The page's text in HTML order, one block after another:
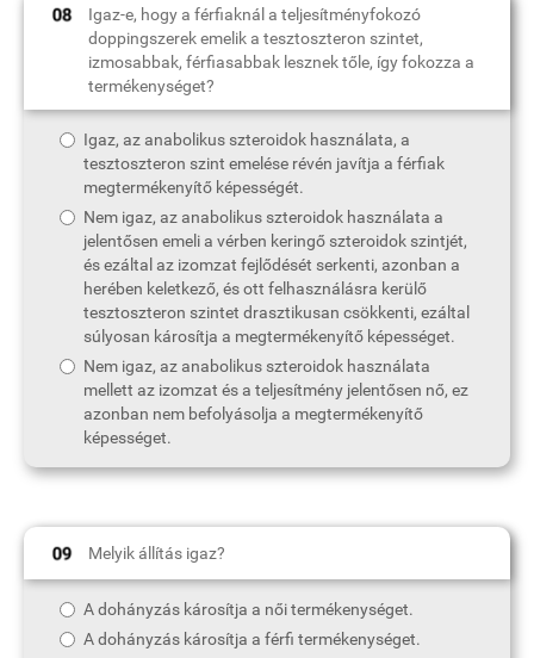
Igaz-e, hogy a férfiaknál a teljesítményfokozó
doppingszerek emelik a tesztoszteron szintet,
izmosabbak, férfiasabbak lesznek tőle, így fokozza a
termékenységet?
Igaz, az anabolikus szteroidok használata, a
tesztoszteron szint emelése révén javítja a férfiak
megtermékenyítő képességét.
Nem igaz, az anabolikus szteroidok használata a
jelentősen emeli a vérben keringő szteroidok szintjét,
és ezáltal az izomzat fejlődését serkenti, azonban a
herében keletkező, és ott felhasználásra kerülő
tesztoszteron szintet drasztikusan csökkenti, ezáltal
súlyosan károsítja a megtermékenyítő képességet.
Nem igaz, az anabolikus szteroidok használata
mellett az izomzat és a teljesítmény jelentősen nő, ez
azonban nem befolyásolja a megtermékenyítő
képességet.
Melyik állítás igaz?
A dohányzás károsítja a női termékenységet.
A dohányzás károsítja a férfi termékenységet.